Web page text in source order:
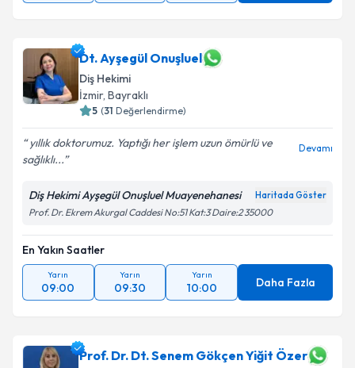
Dt. Ayşegül Onuşluel
Diş Hekimi
İzmir, Bayraklı
5 (31 Değerlendirme)
yıllık doktorumuz. Yaptığı her işlem uzun ömürlü ve
sağlıklı...
Devamı
Diş Hekimi Ayşegül Onuşluel Muayenehanesi Haritada Göster
Prof. Dr. Ekrem Akurgal Caddesi No:51 Kat:3 Daire:2 35000
En Yakın Saatler
Yarın
09:00
Yarın
09:30
Yarın
10:00 Daha Fazla
Prof. Dr. Dt. Senem Gökçen Yiğit Özer